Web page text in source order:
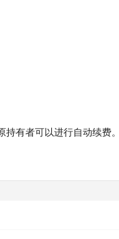
有者可以进行自动续费。